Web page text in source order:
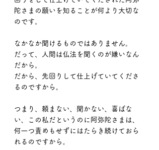
陀さまの願いを知ることが何より大切な
のです。
なかなか聞けるものではありません。
だって、人間は仏法を聞くのが嫌いなん
だから。
だから、先回りして仕上げていてくださ
るのですから。
つまり、頼まない、聞かない、喜ばな
い、この私だというのに阿弥陀さまは、
何一つ責めもせずにはたらき続けておら
れるのですから。